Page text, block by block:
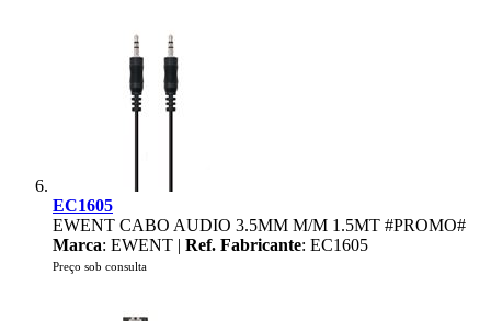
EC1605
EWENT CABO AUDIO 3.5MM M/M 1.5MT #PROMO#
Marca: EWENT | Ref. Fabricante: EC1605
Preço sob consulta